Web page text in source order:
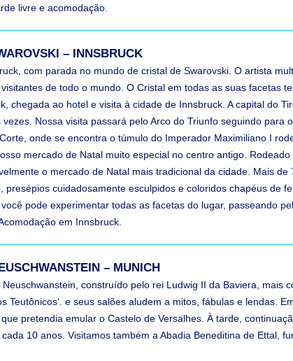
livre e acomodação.
– INNSBRUCK
com parada no mundo de cristal de Swarovski. O artista
de todo o mundo. O Cristal em todas as suas facetas
chegada ao hotel e visita à cidade de Innsbruck. A capital do
Nossa visita passará pelo Arco do Triunfo seguindo
onde se encontra o túmulo do Imperador Maximiliano I
mercado de Natal muito especial no centro antigo.
o mercado de Natal mais tradicional da cidade. Mais
presépios cuidadosamente esculpidos e coloridos chapéus de
pode experimentar todas as facetas do lugar, passeando
em Innsbruck.
– MUNICH
construído pelo rei Ludwig II da Baviera, mais
Teutônicos‘. e seus salões aludem a mitos, fábulas e lendas.
pretendia emular o Castelo de Versalhes. À tarde,
10 anos. Visitamos também a Abadia Beneditina de Ettal,